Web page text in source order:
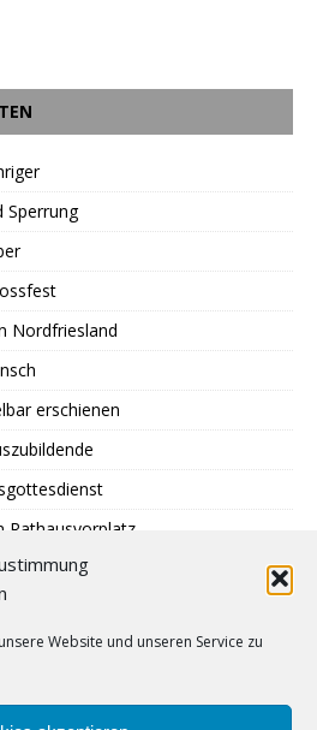
Website und unseren Service zu
Sperrung
Nordfriesland
erschienen
Rathausvorplatz
Wittmer